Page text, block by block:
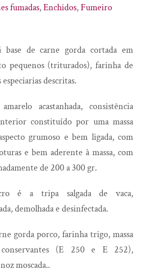
fumadas,Enchidos,Fumeiro
de carne gorda cortada em
pequenos (triturados), farinha de
descritas.
acastanhada, consistência
constituído por uma massa
grumoso e bem ligada, com
e bem aderente à massa, com
de 200 a 300 gr.
é a tripa salgada de vaca,
demolhada e desinfectada.
gorda porco, farinha trigo, massa
(E 250 e E 252),
moscada..